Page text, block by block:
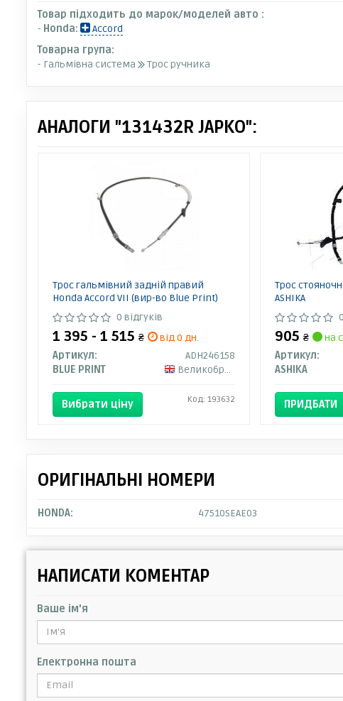
Товар підходить до марок/моделей авто :
- Honda:
Accord
Товарна група:
- Гальмівна система
Трос ручника
АНАЛОГИ "131432R JAPKO":
Трос гальмівний задній правий
Honda Accord VII (вир-во Blue Print)
0 відгуків
1 395 - 1 515 ₴
від 0 дн.
Артикул:
ADH246158
BLUE PRINT
Великобританія
Вибрати ціну Код: 193632
Трос
ASHIKA
905 ₴
на
Артикул:
ASHIKA
ПРИДБАТИ
ОРИГІНАЛЬНІ НОМЕРИ
HONDA: 47510SEAE03
НАПИСАТИ КОМЕНТАР
Ваше ім'я
Електронна пошта